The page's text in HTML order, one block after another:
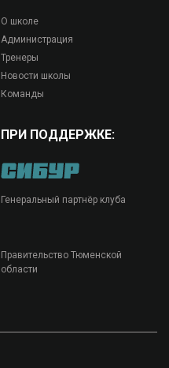
О школе
Администрация
Тренеры
Новости школы
Команды
ПРИ ПОДДЕРЖКЕ:
Генеральный партнёр клуба
Правительство Тюменской
области